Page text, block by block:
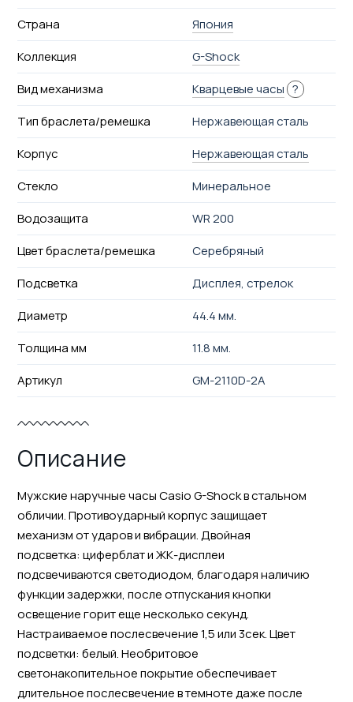
Страна
Япония
Коллекция
G-Shock
Вид механизма
Кварцевые часы ?
Тип браслета/ремешка
Нержавеющая сталь
Корпус
Нержавеющая сталь
Стекло
Минеральное
Водозащита
WR 200
Цвет браслета/ремешка
Серебряный
Подсветка
Дисплея, стрелок
Диаметр
44.4 мм.
Толщина мм
11.8 мм.
Артикул
GM-2110D-2A
Описание
Мужские наручные часы Casio G-Shock в стальном
обличии. Противоударный корпус защищает
механизм от ударов и вибрации. Двойная
подcветка: циферблат и ЖК-дисплеи
подсвечиваются светодиодом, благодаря наличию
функции задержки, после отпускания кнопки
освещение горит еще несколько секунд.
Настраиваемое послесвечение 1,5 или 3сек. Цвет
подсветки: белый. Необритовое
светонакопительное покрытие обеспечивает
длительное послесвечение в темноте даже после